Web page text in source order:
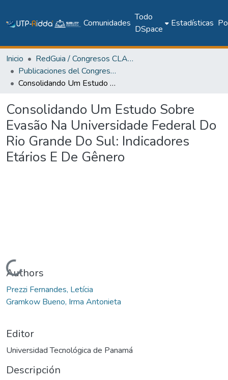
Comunidades
Todo
DSpace
Estadísticas
Inicio
RedGuia / Congresos CLABES
Publicaciones del Congreso Internacional CLABES
Consolidando Um Estudo Sobre Evasão Na Universidade Federal Do Rio Grande Do Sul: Indicadores Etários E De Gênero
Consolidando Um Estudo Sobre
Evasão Na Universidade Federal Do
Rio Grande Do Sul: Indicadores
Etários E De Gênero
Cargando...
Authors
Prezzi Fernandes, Letícia
Gramkow Bueno, Irma Antonieta
Editor
Universidad Tecnológica de Panamá
Descripción